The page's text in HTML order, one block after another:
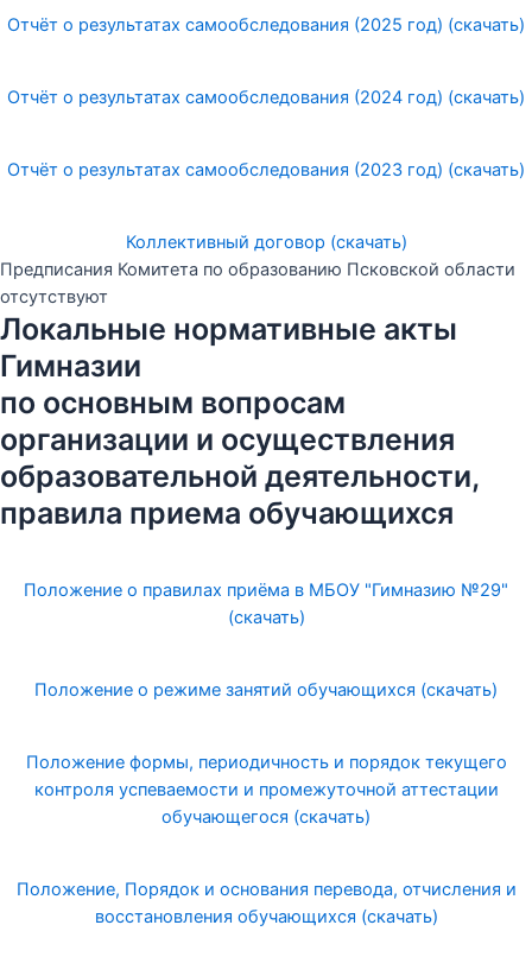
Отчёт о результатах самообследования (2025 год) (скачать)
Отчёт о результатах самообследования (2024 год) (скачать)
Отчёт о результатах самообследования (2023 год) (скачать)
Коллективный договор (скачать)
Предписания Комитета по образованию Псковской области
отсутствуют
Локальные нормативные акты
Гимназии
по основным вопросам
организации и осуществления
образовательной деятельности,
правила приема обучающихся
Положение о правилах приёма в МБОУ "Гимназию №29"
(скачать)
Положение о режиме занятий обучающихся (скачать)
Положение формы, периодичность и порядок текущего
контроля успеваемости и промежуточной аттестации
обучающегося (скачать)
Положение, Порядок и основания перевода, отчисления и
восстановления обучающихся (скачать)